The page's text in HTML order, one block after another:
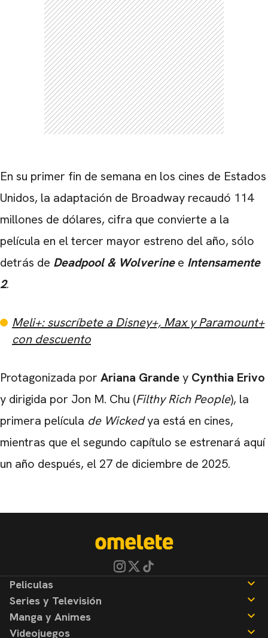
En su primer fin de semana en los cines de Estados
Unidos, la adaptación de Broadway recaudó 114
millones de dólares, cifra que convierte a la
película en el tercer mayor estreno del año, sólo
detrás de Deadpool & Wolverinee Intensamente
2.
Meli+: suscríbete a Disney+, Max y Paramount+
con descuento
Protagonizada por Ariana Grandey Cynthia Erivo
y dirigida por Jon M. Chu (Filthy Rich People), la
primera película de Wickedya está en cines,
mientras que el segundo capítulo se estrenará aquí
un año después, el 27 de diciembre de 2025.
Peliculas
Noticias
Reseñas
Series y Televisión
Noticias
Manga y Animes
Videojuegos